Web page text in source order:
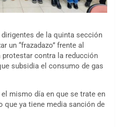
de la quinta sección
un “frazadazo” frente al
protestar contra la reducción
subsidia el consumo de gas
mismo día en que se trate en
que ya tiene media sanción de